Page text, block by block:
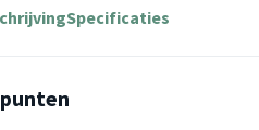
Specificaties